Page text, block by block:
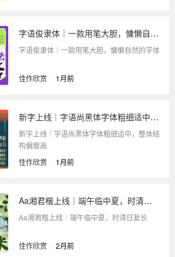
字语俊隶体｜一款用笔大胆，慵懒自然的字体
字语俊隶体｜一款用笔大胆，慵懒自然的字体
佳作欣赏 1月前
新字上线｜字语尚黑体字体粗细适中，整体结构偏瘦高
新字上线｜字语尚黑体字体粗细适中，整体结
构偏瘦高
佳作欣赏
1月前
Aa湘君楷上线｜端午临中夏，时清日复长
Aa湘君楷上线｜端午临中夏，时清日复长
佳作欣赏 2月前